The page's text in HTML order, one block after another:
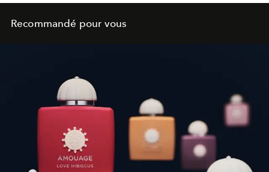
Recommandé pour vous